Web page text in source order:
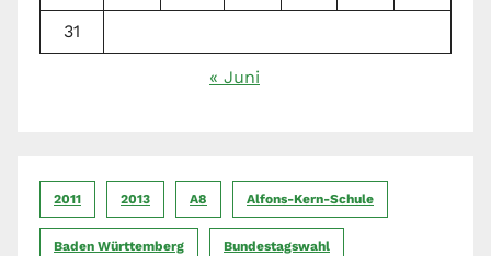
31
« Juni
2011 2013 A8 Alfons-Kern-Schule
Baden Württemberg Bundestagswahl